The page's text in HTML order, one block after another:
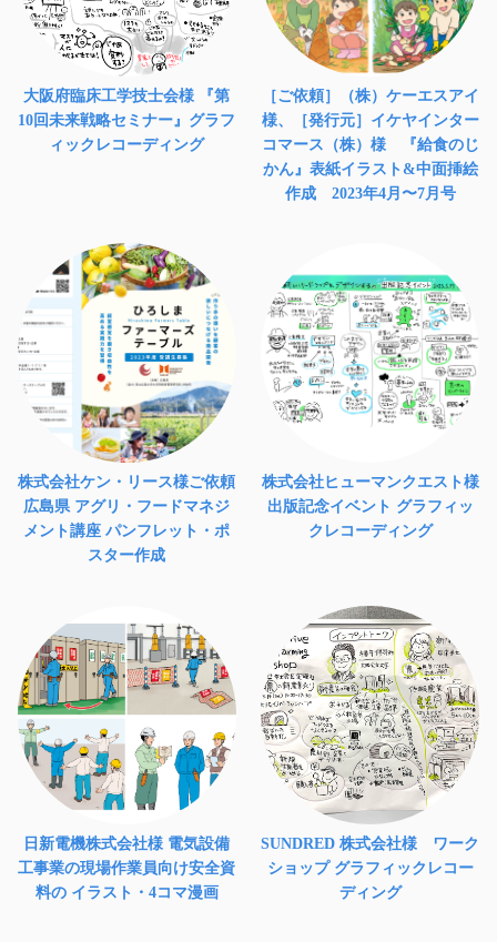
大阪府臨床工学技士会様 『第
10回未来戦略セミナー』グラフ
ィックレコーディング
［ご依頼］（株）ケーエスアイ
様、［発行元］イケヤインター
コマース（株）様 『給食のじ
かん』表紙イラスト&中面挿絵
作成 2023年4月〜7月号
株式会社ケン・リース様ご依頼
広島県 アグリ・フードマネジ
メント講座 パンフレット・ポ
スター作成
株式会社ヒューマンクエスト様
出版記念イベント グラフィッ
クレコーディング
日新電機株式会社様 電気設備
工事業の現場作業員向け安全資
料の イラスト・4コマ漫画
SUNDRED 株式会社様 ワーク
ショップ グラフィックレコー
ディング